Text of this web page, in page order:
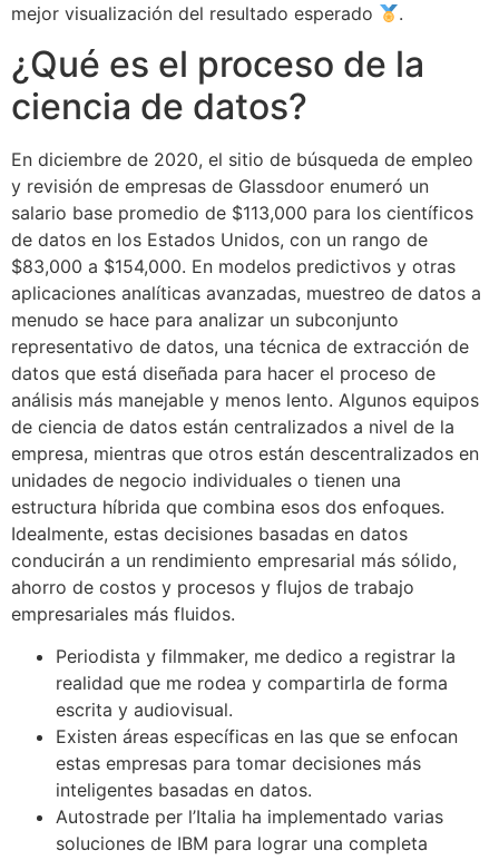
mejor visualización del resultado esperado
.
¿Qué es el proceso de la
ciencia de datos?
En diciembre de 2020, el sitio de búsqueda de empleo
y revisión de empresas de Glassdoor enumeró un
salario base promedio de $113,000 para los científicos
de datos en los Estados Unidos, con un rango de
$83,000 a $154,000. En modelos predictivos y otras
aplicaciones analíticas avanzadas, muestreo de datos a
menudo se hace para analizar un subconjunto
representativo de datos, una técnica de extracción de
datos que está diseñada para hacer el proceso de
análisis más manejable y menos lento. Algunos equipos
de ciencia de datos están centralizados a nivel de la
empresa, mientras que otros están descentralizados en
unidades de negocio individuales o tienen una
estructura híbrida que combina esos dos enfoques.
Idealmente, estas decisiones basadas en datos
conducirán a un rendimiento empresarial más sólido,
ahorro de costos y procesos y flujos de trabajo
empresariales más fluidos.
Periodista y filmmaker, me dedico a registrar la
realidad que me rodea y compartirla de forma
escrita y audiovisual.
Existen áreas específicas en las que se enfocan
estas empresas para tomar decisiones más
inteligentes basadas en datos.
Autostrade per l’Italia ha implementado varias
soluciones de IBM para lograr una completa